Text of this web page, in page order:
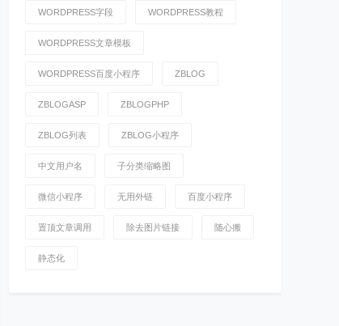
WORDPRESS字段 WORDPRESS教程
WORDPRESS文章模板
WORDPRESS百度小程序 ZBLOG
ZBLOGASP ZBLOGPHP
ZBLOG列表 ZBLOG小程序
中文用户名 子分类缩略图
微信小程序 无用外链 百度小程序
置顶文章调用 除去图片链接 随心搬
静态化